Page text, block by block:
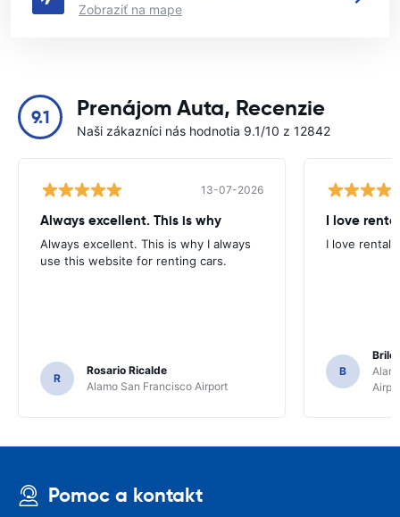
Zobraziť na mape
9.1 Prenájom Auta, Recenzie
Naši zákazníci nás hodnotia 9.1/10 z 12842
13-07-2026
Always excellent. This is why
Always excellent. This is why I always
use this website for renting cars.
R
Rosario Ricalde
Alamo San Francisco Airport
I love
I love rental
B
Pomoc a kontakt